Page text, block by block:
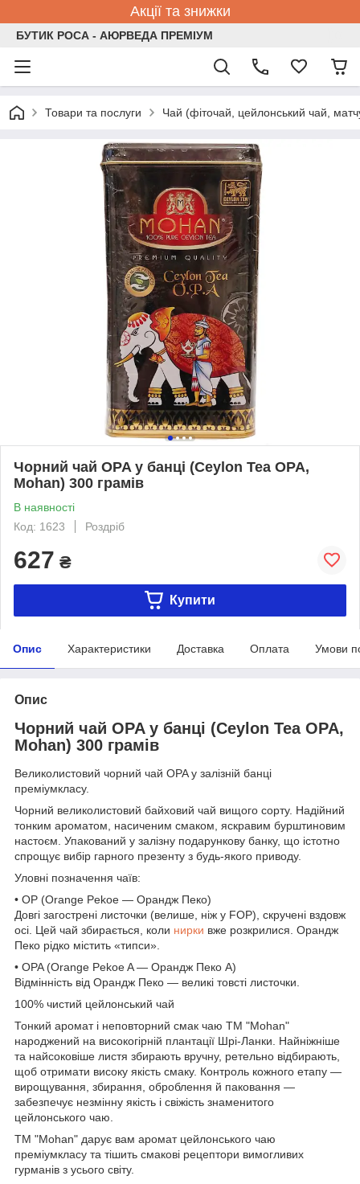
Акції та знижки
БУТИК РОСА - АЮРВЕДА ПРЕМІУМ
Товари та послуги Чай (фіточай, цейлонський чай,
Чорний чай OPA у банці (Ceylon Tea OPA,
Mohan) 300 грамів
В наявності
Код: 1623
Роздріб
627 ₴
Купити
Опис Характеристики Доставка Оплата Умови
Опис
Чорний чай OPA у банці (Ceylon Tea OPA,
Mohan) 300 грамів
Великолистовий чорний чай OPA у залізній банці
преміумкласу.
Чорний великолистовий байховий чай вищого сорту. Надійний
тонким ароматом, насиченим смаком, яскравим бурштиновим
настоєм. Упакований у залізну подарункову банку, що істотно
спрощує вибір гарного презенту з будь-якого приводу.
Уловні позначення чаїв:
• OP (Orange Pekoe — Орандж Пеко)
Довгі загострені листочки (велише, ніж у FOP), скручені вздовж
осі. Цей чай збирається, коли нирки вже розкрилися. Орандж
Пеко рідко містить «типси».
• OPA (Orange Pekoe A — Орандж Пеко A)
Відмінність від Орандж Пеко — великі товсті листочки.
100% чистий цейлонський чай
Тонкий аромат і неповторний смак чаю ТМ "Mohan"
народжений на високогірній плантації Шрі-Ланки. Найніжніше
та найсоковіше листя збирають вручну, ретельно відбирають,
щоб отримати високу якість смаку. Контроль кожного етапу —
вирощування, збирання, оброблення й паковання —
забезпечує незмінну якість і свіжість знаменитого
цейлонського чаю.
ТМ "Mohan" дарує вам аромат цейлонського чаю
преміумкласу та тішить смакові рецептори вимогливих
гурманів з усього світу.